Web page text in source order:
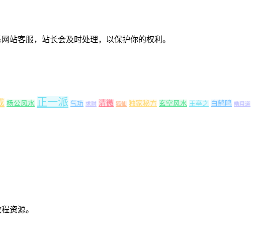
站客服，站长会及时处理，以保护你的权利。
杨公风水 正一派 气功 求财 清微 狐仙 独家秘方 玄空风水 王亭之 白鹤鸣 皓月道
资源。